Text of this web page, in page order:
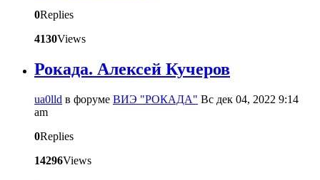
0Replies
4130Views
Рокада. Алексей Кучеров
ua0lld в форуме ВИЭ "РОКАДА" Вс дек 04, 2022 9:14
am
0Replies
14296Views